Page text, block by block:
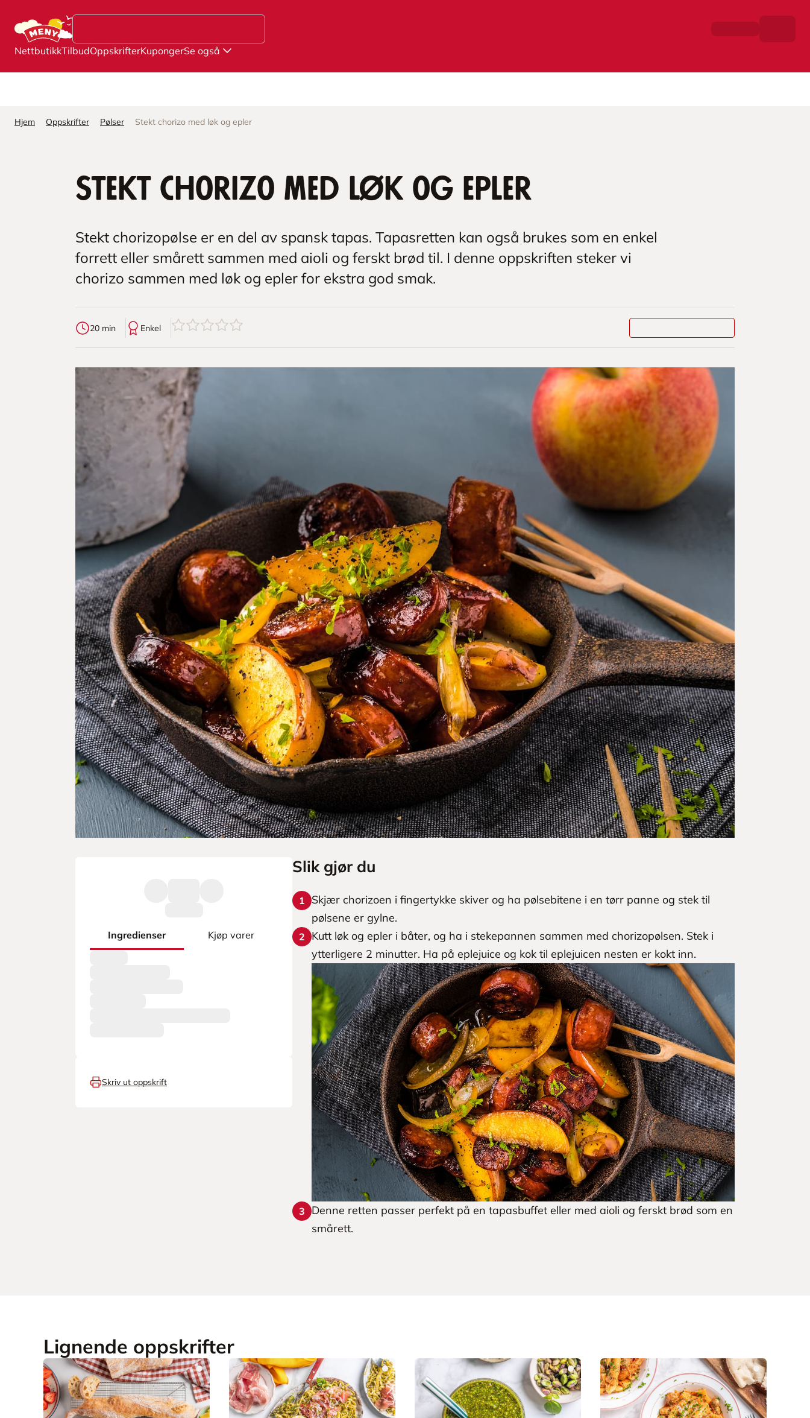
NettbutikkTilbudOppskrifterKupongerSe også
Hjem Oppskrifter Pølser Stekt chorizo med løk og epler
Stekt chorizo med løk og epler
Stekt chorizopølse er en del av spansk tapas. Tapasretten kan også brukes som en enkel
forrett eller smårett sammen med aioli og ferskt brød til. I denne oppskriften steker vi
chorizo sammen med løk og epler for ekstra god smak.
20 min Enkel 0av5stjerner
Ingredienser Kjøp varer
Skriv ut oppskrift
Slik gjør du
1
Skjær chorizoen i fingertykke skiver og ha pølsebitene i en tørr panne og stek til
pølsene er gylne.
2
Kutt løk og epler i båter, og ha i stekepannen sammen med chorizopølsen. Stek i
ytterligere 2 minutter. Ha på eplejuice og kok til eplejuicen nesten er kokt inn.
3
Denne retten passer perfekt på en tapasbuffet eller med aioli og ferskt brød som en
smårett.
Lignende oppskrifter